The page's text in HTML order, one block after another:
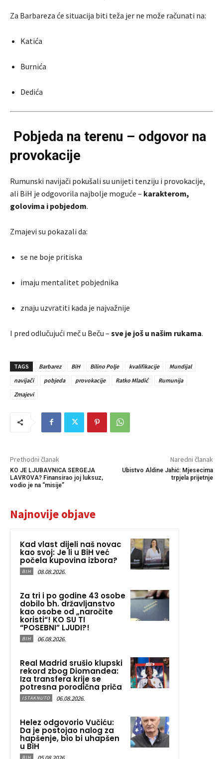
Za Barbareza će situacija biti teža jer ne može računati na:
Katića
Burnića
Dedića
Pobjeda na terenu – odgovor na
provokacije
Rumunski navijači pokušali su unijeti tenziju i provokacije,
ali BiH je odgovorila najbolje moguće – karakterom,
golovima i pobjedom.
Zmajevi su pokazali da:
se ne boje pritiska
imaju mentalitet pobjednika
znaju uzvratiti kada je najvažnije
I pred odlučujući meč u Beču – sve je još u našim rukama.
TAGS Barbarez BiH Bilino Polje kvalifikacije
Mundijal
navijači
pobjeda provokacije Ratko Mladić
Rumunija
Zmajevi
Prethodni članak
KO JE LJUBAVNICA SERGEJA
LAVROVA? Finansirao joj luksuz,
vodio je na “misije”
Naredni članak
Ubistvo Aldine Jahić: Mjesecima
trpjela prijetnje
Najnovije objave
Kad vlast dijeli naš novac
kao svoj: Je li u BiH već
počela kupovina izbora?
BIH 08.08.2026.
Za tri i po godine 43 osobe
dobilo bh. državljanstvo
kao osobe od „naročite
koristi“! KO SU TI
“POSEBNI” LJUDI?!
BIH 06.08.2026.
Real Madrid srušio klupski
rekord zbog Diomandea:
Iza transfera krije se
potresna porodična priča
ISTAKNUTO 06.08.2026.
Helez odgovorio Vučiću:
Da je postojao nalog za
hapšenje, bio bi uhapšen
u BiH
BIH